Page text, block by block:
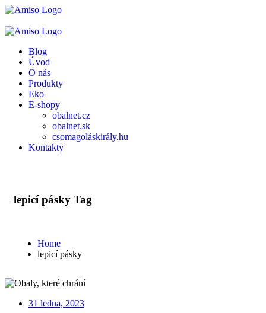
Blog
Úvod
O nás
Produkty
Eko
E-shopy
obalnet.cz
obalnet.sk
csomagoláskirály.hu
Kontakty
lepicí pásky Tag
Home
lepicí pásky
31 ledna, 2023